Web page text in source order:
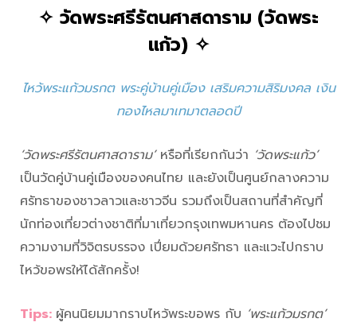
✧ วัดพระศรีรัตนศาสดาราม (วัดพระ
แก้ว)✧
ไหว้พระแก้วมรกต พระคู่บ้านคู่เมือง เสริมความสิริมงคล เงิน
ทองไหลมาเทมาตลอดปี
‘วัดพระศรีรัตนศาสดาราม’หรือที่เรียกกันว่า ‘วัดพระแก้ว’
เป็นวัดคู่บ้านคู่เมืองของคนไทย และยังเป็นศูนย์กลางความ
ศรัทธาของชาวลาวและชาวจีน รวมถึงเป็นสถานที่สำคัญที่
นักท่องเที่ยวต่างชาติที่มาเที่ยวกรุงเทพมหานคร ต้องไปชม
ความงามที่วิจิตรบรรจง เปี่ยมด้วยศรัทธา และแวะไปกราบ
ไหว้ขอพรให้ได้สักครั้ง!
Tips: ผู้คนนิยมมากราบไหว้พระขอพร กับ ‘พระแก้วมรกต’